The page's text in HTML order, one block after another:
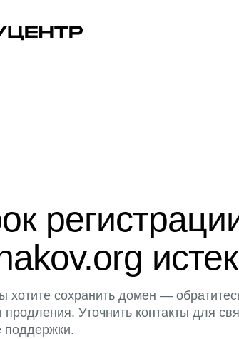
истек
хотите сохранить домен —
продления. Уточнить контакты для
поддержки.